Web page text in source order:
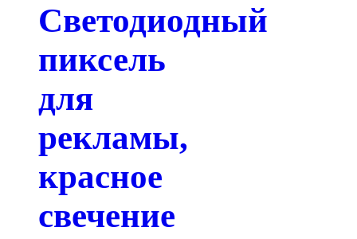
Светодиодный
пиксель
для
рекламы,
красное
свечение